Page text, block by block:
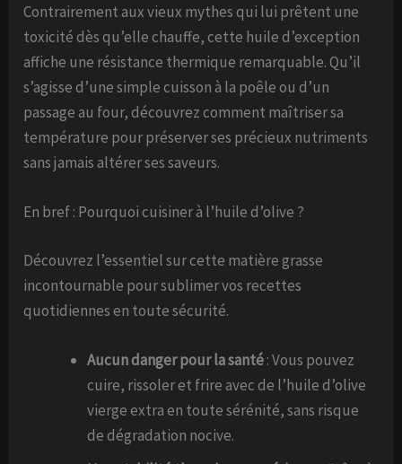
Contrairement aux vieux mythes qui lui prêtent une
toxicité dès qu’elle chauffe, cette huile d’exception
affiche une résistance thermique remarquable. Qu’il
s’agisse d’une simple cuisson à la poêle ou d’un
passage au four, découvrez comment maîtriser sa
température pour préserver ses précieux nutriments
sans jamais altérer ses saveurs.
En bref : Pourquoi cuisiner à l’huile d’olive ?
Découvrez l’essentiel sur cette matière grasse
incontournable pour sublimer vos recettes
quotidiennes en toute sécurité.
Aucun danger pour la santé: Vous pouvez
cuire, rissoler et frire avec de l’huile d’olive
vierge extra en toute sérénité, sans risque
de dégradation nocive.